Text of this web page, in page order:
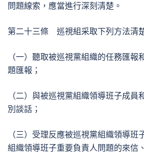
問題線索，應當進行深刻清楚。
第二十三條 巡視組采取下列方法清
（一）聽取被巡視黨組織的任務匯報
題匯報；
（二）與被巡視黨組織領導班子成員
別談話；
（三）受理反應被巡視黨組織領導班
組織領導班子重要負責人問題的來信